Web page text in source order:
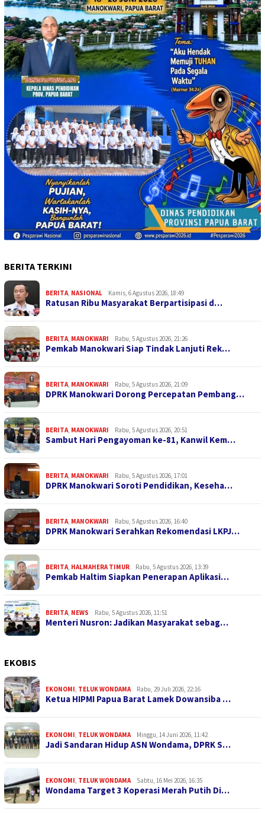
BERITA TERKINI
BERITA, NASIONAL Kamis, 6 Agustus 2026, 18:49
Ratusan Ribu Masyarakat Berpartisipasi d…
BERITA, MANOKWARI Rabu, 5 Agustus 2026, 21:26
Pemkab Manokwari Siap Tindak Lanjuti Rek…
BERITA, MANOKWARI Rabu, 5 Agustus 2026, 21:09
DPRK Manokwari Dorong Percepatan Pembang…
BERITA, MANOKWARI Rabu, 5 Agustus 2026, 20:51
Sambut Hari Pengayoman ke-81, Kanwil Kem…
BERITA, MANOKWARI Rabu, 5 Agustus 2026, 17:01
DPRK Manokwari Soroti Pendidikan, Keseha…
BERITA, MANOKWARI Rabu, 5 Agustus 2026, 16:40
DPRK Manokwari Serahkan Rekomendasi LKPJ…
BERITA, HALMAHERA TIMUR Rabu, 5 Agustus 2026, 13:39
Pemkab Haltim Siapkan Penerapan Aplikasi…
BERITA, NEWS Rabu, 5 Agustus 2026, 11:51
Menteri Nusron: Jadikan Masyarakat sebag…
EKOBIS
EKONOMI, TELUK WONDAMA Rabu, 29 Juli 2026, 22:16
Ketua HIPMI Papua Barat Lamek Dowansiba …
EKONOMI, TELUK WONDAMA Minggu, 14 Juni 2026, 11:42
Jadi Sandaran Hidup ASN Wondama, DPRK S…
EKONOMI, TELUK WONDAMA Sabtu, 16 Mei 2026, 16:35
Wondama Target 3 Koperasi Merah Putih Di…